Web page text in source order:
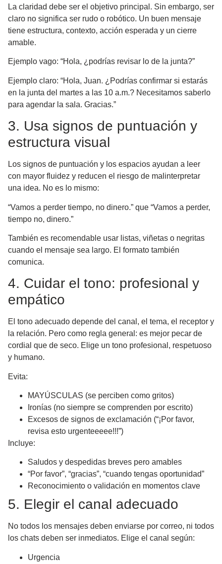
La claridad debe ser el objetivo principal. Sin embargo, ser
claro no significa ser rudo o robótico. Un buen mensaje
tiene estructura, contexto, acción esperada y un cierre
amable.
Ejemplo vago: “Hola, ¿podrías revisar lo de la junta?”
Ejemplo claro: “Hola, Juan. ¿Podrías confirmar si estarás
en la junta del martes a las 10 a.m.? Necesitamos saberlo
para agendar la sala. Gracias.”
3. Usa signos de puntuación y
estructura visual
Los signos de puntuación y los espacios ayudan a leer
con mayor fluidez y reducen el riesgo de malinterpretar
una idea. No es lo mismo:
“Vamos a perder tiempo, no dinero.” que “Vamos a perder,
tiempo no, dinero.”
También es recomendable usar listas, viñetas o negritas
cuando el mensaje sea largo. El formato también
comunica.
4. Cuidar el tono: profesional y
empático
El tono adecuado depende del canal, el tema, el receptor y
la relación. Pero como regla general: es mejor pecar de
cordial que de seco. Elige un tono profesional, respetuoso
y humano.
Evita:
MAYÚSCULAS (se perciben como gritos)
Ironías (no siempre se comprenden por escrito)
Excesos de signos de exclamación (“¡Por favor,
revisa esto urgenteeeee!!!”)
Incluye:
Saludos y despedidas breves pero amables
“Por favor”, “gracias”, “cuando tengas oportunidad”
Reconocimiento o validación en momentos clave
5. Elegir el canal adecuado
No todos los mensajes deben enviarse por correo, ni todos
los chats deben ser inmediatos. Elige el canal según:
Urgencia